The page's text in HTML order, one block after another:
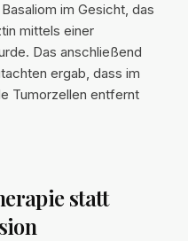
im Gesicht, das
mittels einer
Das anschließend
ergab, dass im
Tumorzellen entfernt
statt